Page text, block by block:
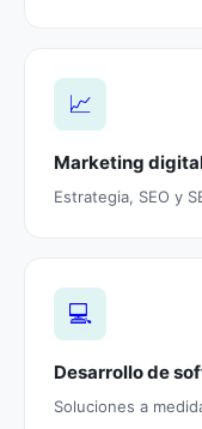
📈
Marketing
Estrategia, SEO y
💻
Desarrollo de
Soluciones a